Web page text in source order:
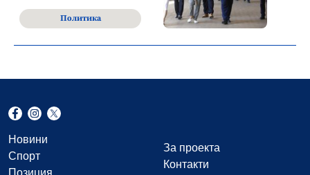
Политика
Новини
Спорт
За проекта
Контакти